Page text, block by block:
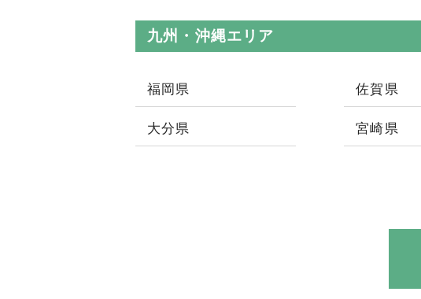
九州・沖縄エリア
福岡県 佐賀県
大分県 宮崎県